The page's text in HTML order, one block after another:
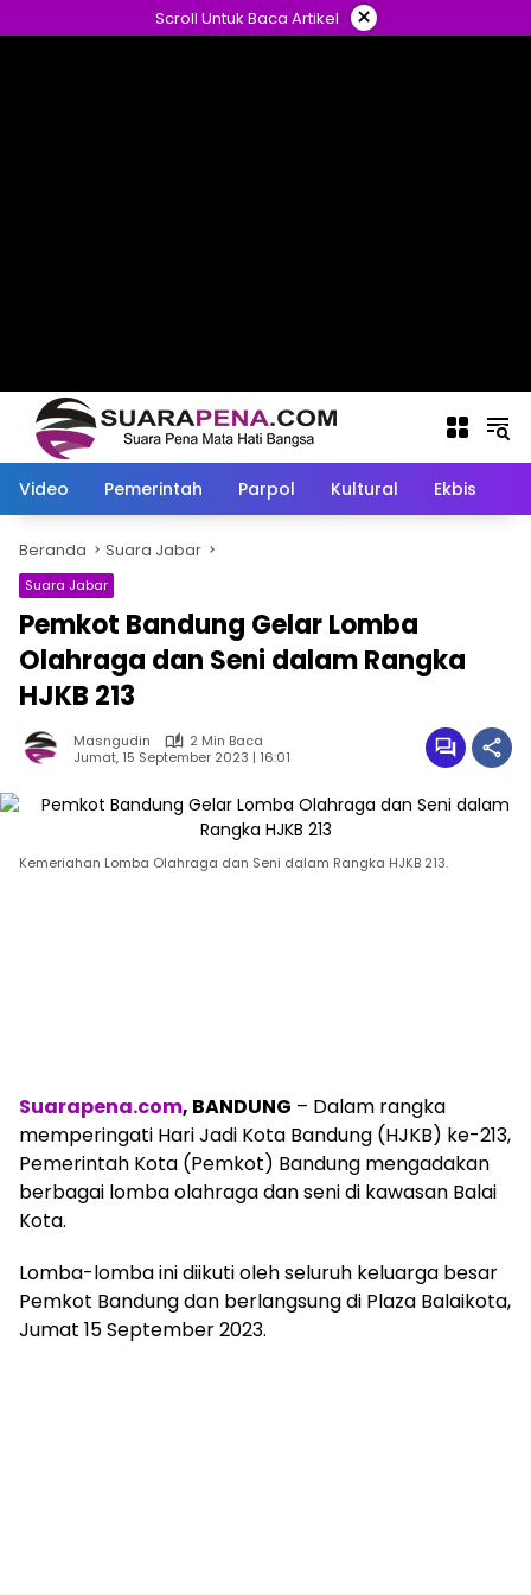
ke
Scroll Untuk Baca Artikel ×
Video Pemerintah Parpol Kultural Ekbis
Beranda Suara Jabar
Suara Jabar
Pemkot Bandung Gelar Lomba
Olahraga dan Seni dalam Rangka
HJKB 213
Masngudin
2 Min Baca
Jumat, 15 September 2023 | 16:01
Kemeriahan Lomba Olahraga dan Seni dalam Rangka HJKB 213.
Suarapena.com, BANDUNG – Dalam rangka
memperingati Hari Jadi Kota Bandung (HJKB) ke-213,
Pemerintah Kota (Pemkot) Bandung mengadakan
berbagai lomba olahraga dan seni di kawasan Balai
Kota.
Lomba-lomba ini diikuti oleh seluruh keluarga besar
Pemkot Bandung dan berlangsung di Plaza Balaikota,
Jumat 15 September 2023.